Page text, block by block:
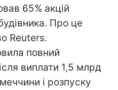
65% акцій
Про це
Reuters.
повний
виплати 1,5 млрд
і розпуску